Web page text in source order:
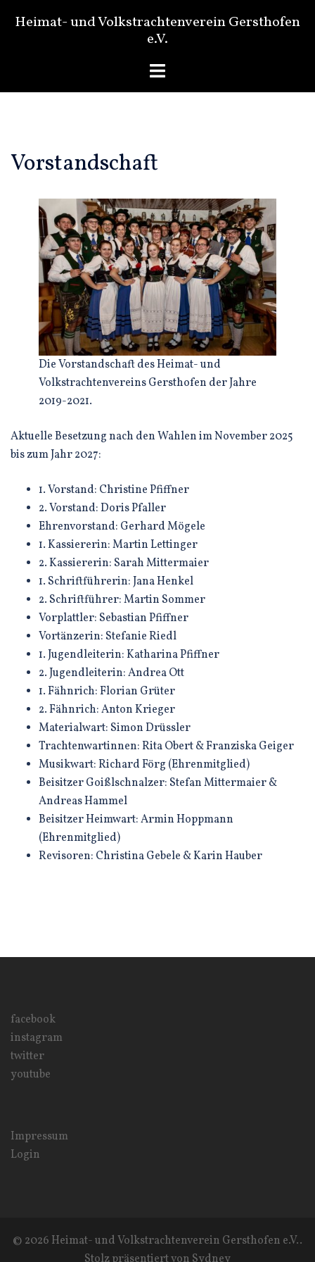
InhaltHeimat- und Volkstrachtenverein Gersthofen
e.V.
Menü
Vorstandschaft
Die Vorstandschaft des Heimat- und
Volkstrachtenvereins Gersthofen der Jahre
2019-2021.
Aktuelle Besetzung nach den Wahlen im November 2025
bis zum Jahr 2027:
1. Vorstand: Christine Pfiffner
2. Vorstand: Doris Pfaller
Ehrenvorstand: Gerhard Mögele
1. Kassiererin: Martin Lettinger
2. Kassiererin: Sarah Mittermaier
1. Schriftführerin: Jana Henkel
2. Schriftführer: Martin Sommer
Vorplattler: Sebastian Pfiffner
Vortänzerin: Stefanie Riedl
1. Jugendleiterin: Katharina Pfiffner
2. Jugendleiterin: Andrea Ott
1. Fähnrich: Florian Grüter
2. Fähnrich: Anton Krieger
Materialwart: Simon Drüssler
Trachtenwartinnen: Rita Obert & Franziska Geiger
Musikwart: Richard Förg (Ehrenmitglied)
Beisitzer Goißlschnalzer: Stefan Mittermaier &
Andreas Hammel
Beisitzer Heimwart: Armin Hoppmann
(Ehrenmitglied)
Revisoren: Christina Gebele & Karin Hauber
facebook
instagram
twitter
youtube
Impressum
Login
© 2026 Heimat- und Volkstrachtenverein Gersthofen e.V..
Stolz präsentiert von Sydney